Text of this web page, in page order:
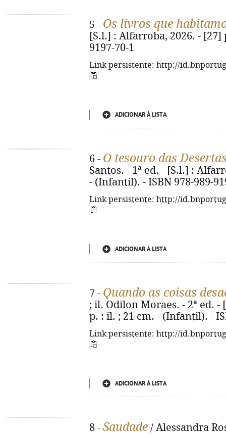
5 - Os livros que
[S.l.] : Alfarroba, 2026. - [27]
9197-70-1
Link persistente: http://
ADICIONAR À LISTA
6 - O tesouro das
Santos. - 1ª ed. - [S.l.] :
- (Infantil). - ISBN 978-989-
Link persistente: http://
ADICIONAR À LISTA
7 - Quando as coisas
; il. Odilon Moraes. - 2ª ed. -
p. : il. ; 21 cm. - (Infantil). -
Link persistente: http://
ADICIONAR À LISTA
8 - Saudade / Alessandra